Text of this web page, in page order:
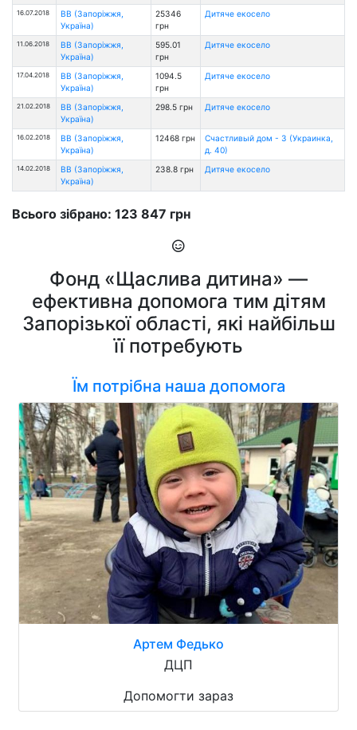
16.07.2018
ВВ (Запоріжжя,
Україна)
25346
грн
Дитяче екосело
11.06.2018
ВВ (Запоріжжя,
Україна)
595.01
грн
Дитяче екосело
17.04.2018
ВВ (Запоріжжя,
Україна)
1094.5
грн
Дитяче екосело
21.02.2018
ВВ (Запоріжжя,
Україна)
298.5 грн Дитяче екосело
16.02.2018
ВВ (Запоріжжя,
Україна)
12468 грн
Счастливый дом - 3 (Украинка,
д. 40)
14.02.2018
ВВ (Запоріжжя,
Україна)
238.8 грн Дитяче екосело
Всього зібрано: 123 847 грн
Фонд «Щаслива дитина» —
ефективна допомога тим дітям
Запорізької області, які найбільш
її потребують
Їм потрібна наша допомога
Артем Федько
ДЦП
Допомогти зараз